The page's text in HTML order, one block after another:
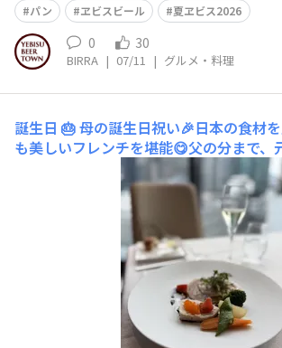
パン
ヱビスビール 夏ヱビス2026
0 30
BIRRA | 07/11 | グルメ・料理
誕生日 🎂母の誕生日祝い🎉​日本の食材
も美しいフレンチを堪能😋父の分まで、
欲しいものです😊​​​